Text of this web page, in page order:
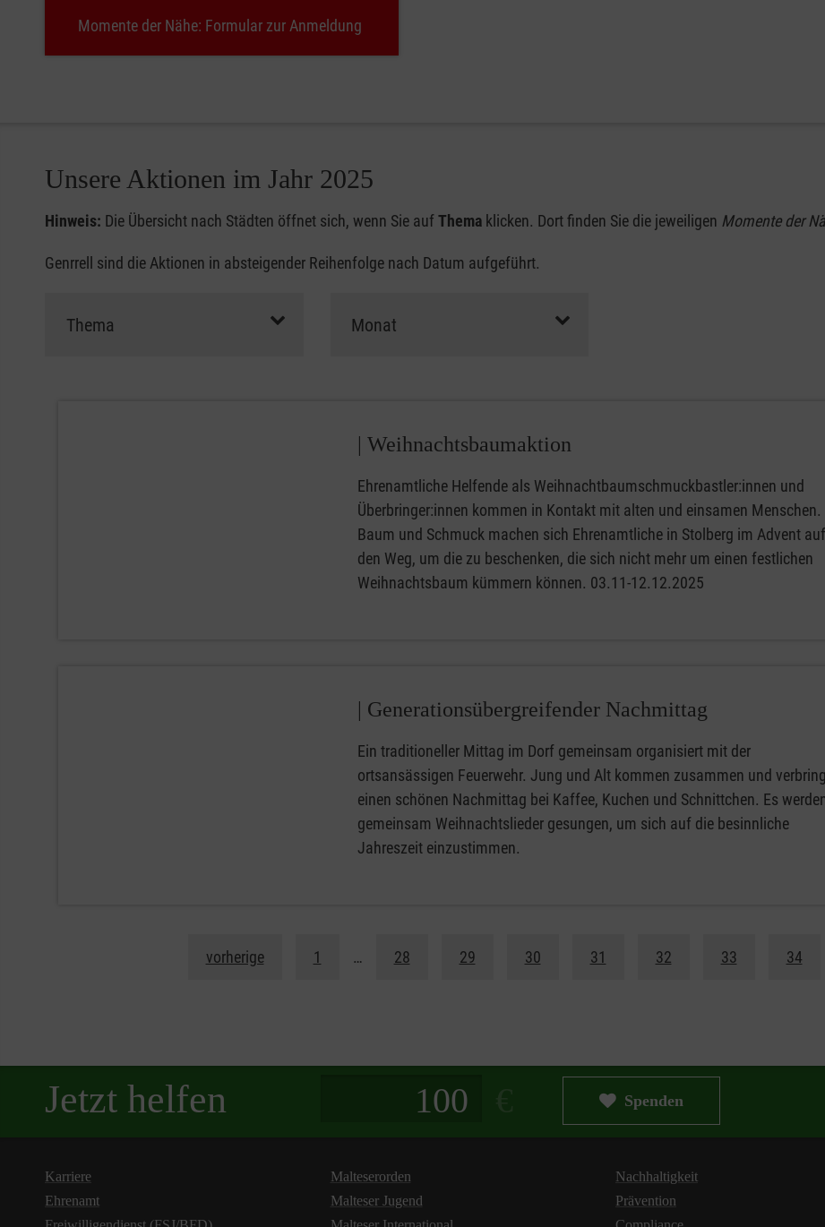
Momente der Nähe: Formular zur Anmeldung
Unsere Aktionen im Jahr 2025
Hinweis: Die Übersicht nach Städten öffnet sich, wenn Sie aufThema klicken. Dort finden Sie die jeweiligen Momente der
Genrrell sind die Aktionen in absteigender Reihenfolge nach Datum aufgeführt.
Weihnachtsbaumaktion
Ehrenamtliche Helfende als Weihnachtbaumschmuckbastler:innen und
Überbringer:innen kommen in Kontakt mit alten und einsamen
Baum und Schmuck machen sich Ehrenamtliche in Stolberg im Advent auf
den Weg, um die zu beschenken, die sich nicht mehr um einen festlichen
Weihnachtsbaum kümmern können. 03.11-12.12.2025
Generationsübergreifender Nachmittag
Ein traditioneller Mittag im Dorf gemeinsam organisiert mit der
ortsansässigen Feuerwehr. Jung und Alt kommen zusammen und
einen schönen Nachmittag bei Kaffee, Kuchen und Schnittchen. Es
gemeinsam Weihnachtslieder gesungen, um sich auf die besinnliche
Jahreszeit einzustimmen.
vorherige 1 … 28 29 30 31 32 33 34
Jetzt helfen Spenden
Karriere
Ehrenamt
Malteserorden
Malteser Jugend
Nachhaltigkeit
Prävention